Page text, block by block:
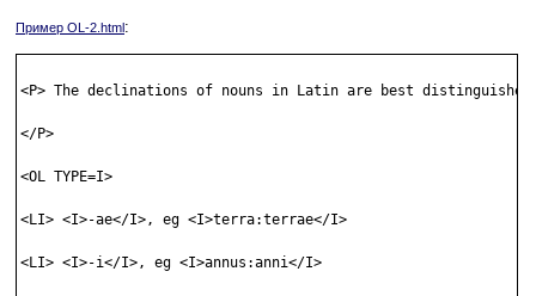
Пример OL-2.html:
<P> The declinations of nouns in Latin are best
</P>
<OL TYPE=I>
<LI> <I>-ae</I>, eg <I>terra:terrae</I>
<LI> <I>-i</I>, eg <I>annus:anni</I>